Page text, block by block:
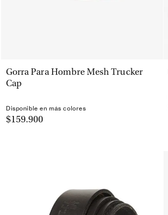
VISTA RÁPIDA
Gorra Para Hombre Mesh Trucker
Cap
Disponible en más colores
$159.900